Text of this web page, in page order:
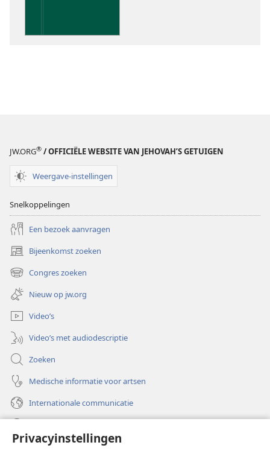
Privacyinstellingen
JW.ORG® / OFFICIËLE WEBSITE VAN JEHOVAH’S GETUIGEN
Weergave-instellingen
Snelkoppelingen
Een bezoek aanvragen
Bijeenkomst zoeken
(opent
nieuw
venster)
Congres zoeken
(opent
nieuw
venster)
Nieuw op jw.org
Video’s
Video’s met audiodescriptie
Zoeken
Medische informatie voor artsen
Internationale communicatie